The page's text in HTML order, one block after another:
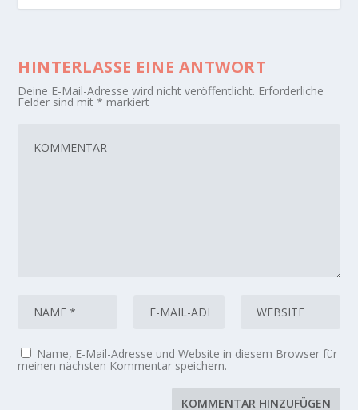
HINTERLASSE EINE ANTWORT
Deine E-Mail-Adresse wird nicht veröffentlicht. Erforderliche
Felder sind mit* markiert
Name, E-Mail-Adresse und Website in diesem Browser für
meinen nächsten Kommentar speichern.